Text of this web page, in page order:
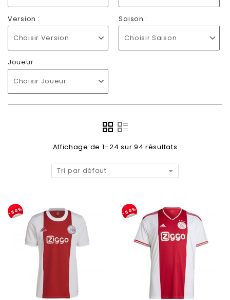
Version :
Choisir Version
Saison :
Choisir Saison
Joueur :
Choisir Joueur
Affichage de 1–24 sur 94 résultats
Tri par défaut
-50% -50%